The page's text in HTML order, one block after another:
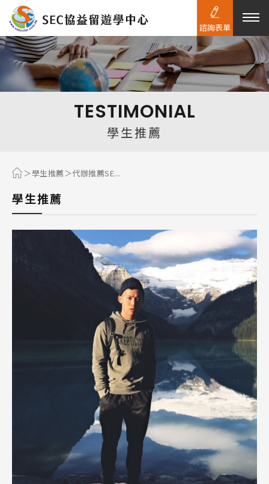
熱門搜尋：
TESTIMONIAL
學生推薦
學生推薦 代辦推薦SE...
學生推薦
諮詢表單